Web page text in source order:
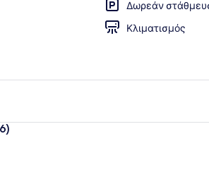
Δωρεάν
Κλιματισμός